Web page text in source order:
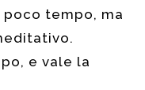
poco tempo, ma
e vale la